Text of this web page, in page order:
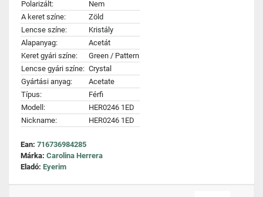
Polarizált:
Nem
A keret színe:
Zöld
Lencse színe:
Kristály
Alapanyag:
Acetát
Keret gyári színe:
Green / Pattern
Lencse gyári színe: Crystal
Gyártási anyag:
Acetate
Típus:
Férfi
Modell:
HER0246 1ED
Nickname:
HER0246 1ED
Ean: 716736984285
Márka: Carolina Herrera
Eladó: Eyerim